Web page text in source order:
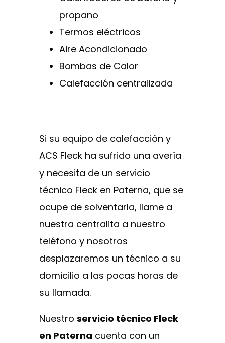
propano
Termos eléctricos
Aire Acondicionado
Bombas de Calor
Calefacción centralizada
Si su equipo de calefacción y
ACS Fleck ha sufrido una avería
y necesita de un servicio
técnico Fleck en Paterna, que se
ocupe de solventarla, llame a
nuestra centralita a nuestro
teléfono y nosotros
desplazaremos un técnico a su
domicilio a las pocas horas de
su llamada.
Nuestro servicio técnico Fleck
en Paterna cuenta con un